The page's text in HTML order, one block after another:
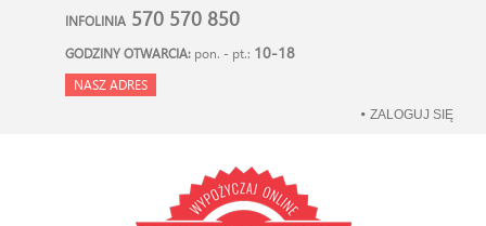
INFOLINIA 570 570 850
GODZINY OTWARCIA: pon. - pt.: 10-18
NASZ ADRES
ZALOGUJ SIĘ